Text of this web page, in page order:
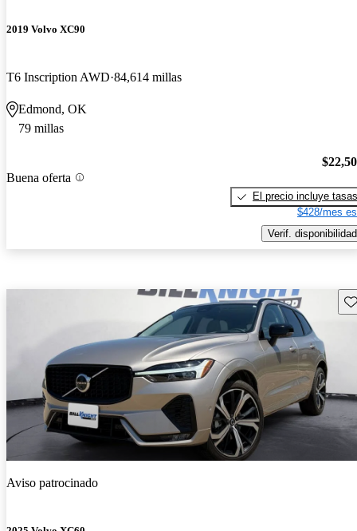
2019 Volvo XC90
T6 Inscription AWD 84,614 millas
Edmond, OK
79 millas
Buena oferta
El precio incluye tasas
$428/mes
Verif. disponibilidad
Aviso patrocinado